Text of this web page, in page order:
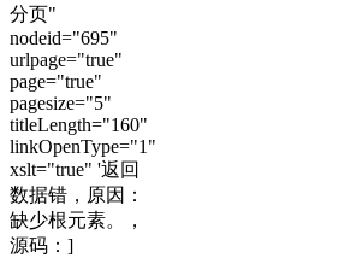
分页"
nodeid="695"
urlpage="true"
page="true"
pagesize="5"
titleLength="160"
linkOpenType="1"
xslt="true" '返回
数据错，原因：
缺少根元素。，
源码：]